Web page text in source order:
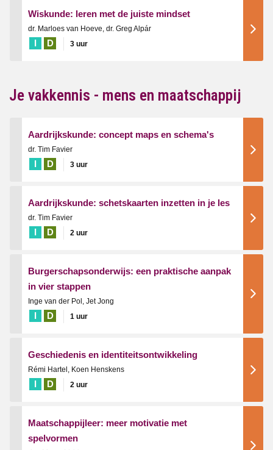
Wiskunde: leren met de juiste mindset
dr. Marloes van Hoeve, dr. Greg Alpár
I D 3 uur
Je vakkennis - mens en maatschappij
Aardrijkskunde: concept maps en schema's
dr. Tim Favier
I D 3 uur
Aardrijkskunde: schetskaarten inzetten in je les
dr. Tim Favier
I D 2 uur
Burgerschapsonderwijs: een praktische aanpak
in vier stappen
Inge van der Pol, Jet Jong
I D 1 uur
Geschiedenis en identiteitsontwikkeling
Rémi Hartel, Koen Henskens
I D 2 uur
Maatschappijleer: meer motivatie met
spelvormen